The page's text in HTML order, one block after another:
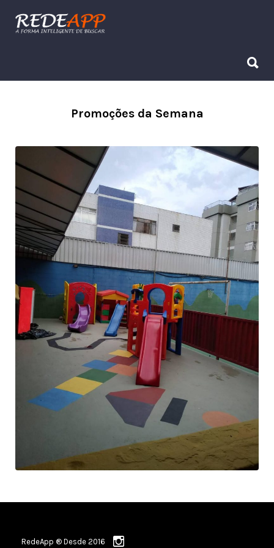
Procurar:
Promoções da Semana
RedeApp ® Desde 2016